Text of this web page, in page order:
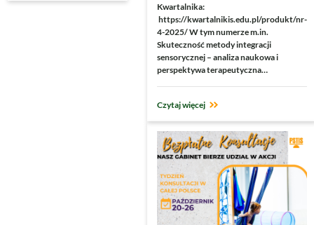
Kwartalnika:
https://kwartalnikis.edu.pl/produkt/nr-
4-2025/ W tym numerze m.in.
Skuteczność metody integracji
sensorycznej – analiza naukowa i
perspektywa terapeutyczna…
Czytaj więcej